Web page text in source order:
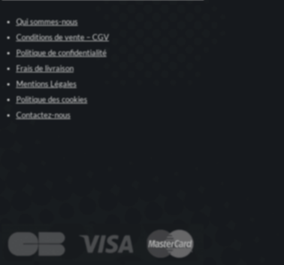
Qui sommes-nous
Conditions de vente – CGV
Politique de confidentialité
Frais de livraison
Mentions Légales
Politique des cookies
Contactez-nous